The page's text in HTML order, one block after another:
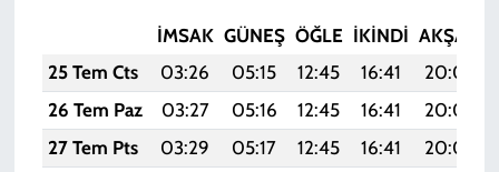
İMSAK GÜNEŞ ÖĞLE İKINDI AKŞAM
25 Tem Cts
03:26 05:15 12:45 16:41 20:05
26 Tem Paz
03:27 05:16 12:45 16:41 20:04
27 Tem Pts
03:29 05:17 12:45 16:41 20:03